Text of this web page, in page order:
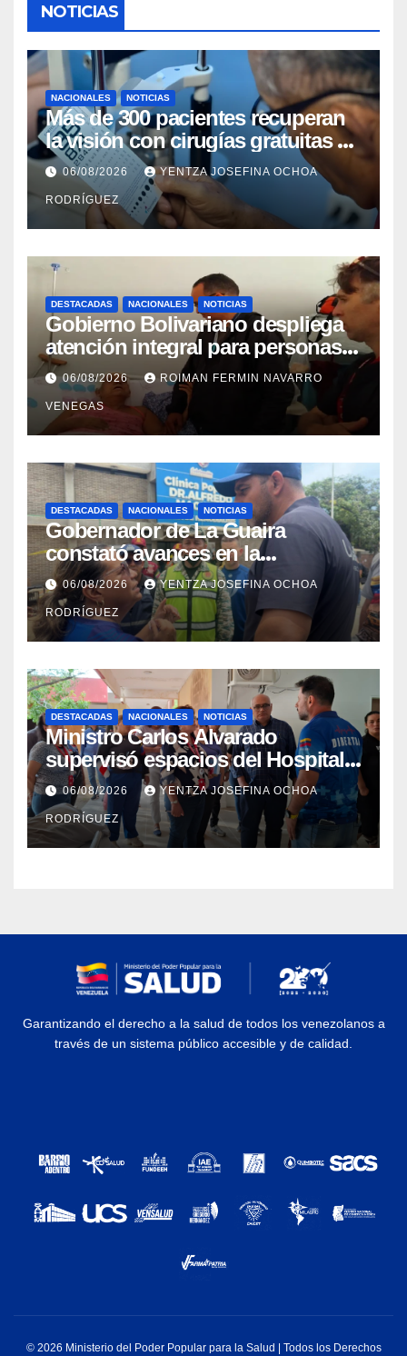
NOTICIAS
NACIONALES NOTICIAS
Más de 300 pacientes recuperan
la visión con cirugías gratuitas de
cataratas en Zulia
06/08/2026 YENTZA JOSEFINA OCHOA
RODRÍGUEZ
DESTACADAS NACIONALES NOTICIAS
Gobierno Bolivariano despliega
atención integral para personas
con discapacidad en
campamentos de La Guaira
06/08/2026 ROIMAN FERMIN NAVARRO
VENEGAS
DESTACADAS NACIONALES NOTICIAS
Gobernador de La Guaira
constató avances en la
rehabilitación del Hospitalito de
Catia la Mar
06/08/2026 YENTZA JOSEFINA OCHOA
RODRÍGUEZ
DESTACADAS NACIONALES NOTICIAS
Ministro Carlos Alvarado
supervisó espacios del Hospital
Dermatológico Dr. Martín Vegas
en La Guaira
06/08/2026 YENTZA JOSEFINA OCHOA
RODRÍGUEZ
Garantizando el derecho a la salud de todos los venezolanos a
través de un sistema público accesible y de calidad.
© 2026 Ministerio del Poder Popular para la Salud | Todos los Derechos